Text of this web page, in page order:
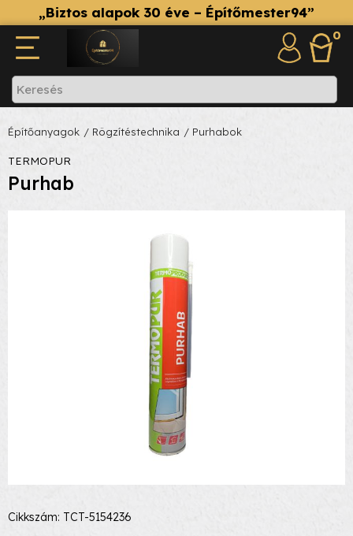
„Biztos alapok 30 éve – Építőmester94”
0
Építőanyagok / Rögzítéstechnika / Purhabok
TERMOPUR
Purhab
Cikkszám: TCT-5154236